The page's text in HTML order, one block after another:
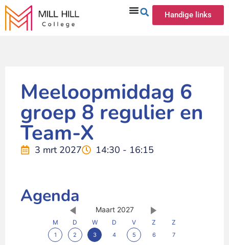
Handige links
Meeloopmiddag 6
groep 8 regulier en
Team-X
3 mrt 2027 14:30 - 16:15
Agenda
Maart 2027
M D W D V Z Z
1 2 3 4 5 6 7